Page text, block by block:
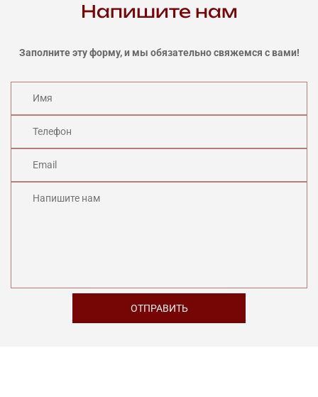
Напишите нам
Заполните эту форму, и мы обязательно свяжемся с вами!